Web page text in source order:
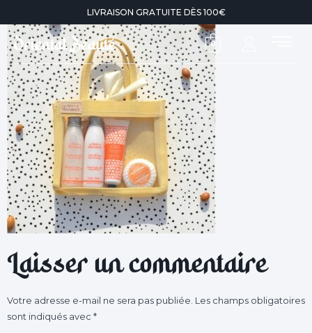
LIVRAISON GRATUITE DÈS 100€
0
Laisser un commentaire
Votre adresse e-mail ne sera pas publiée. Les champs obligatoires
sont indiqués avec *